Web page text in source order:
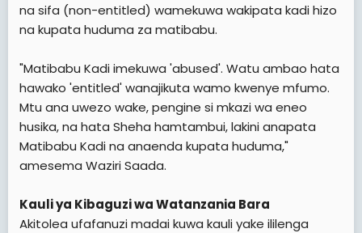
na sifa (non-entitled) wamekuwa wakipata kadi hizo
na kupata huduma za matibabu.
"Matibabu Kadi imekuwa 'abused'. Watu ambao hata
hawako 'entitled' wanajikuta wamo kwenye mfumo.
Mtu ana uwezo wake, pengine si mkazi wa eneo
husika, na hata Sheha hamtambui, lakini anapata
Matibabu Kadi na anaenda kupata huduma,"
amesema Waziri Saada.
Kauli ya Kibaguzi wa Watanzania Bara
Akitolea ufafanuzi madai kuwa kauli yake ililenga